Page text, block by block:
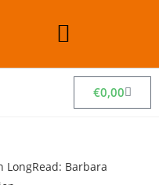
€0,00